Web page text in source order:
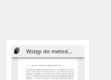
Wstęp do metod...